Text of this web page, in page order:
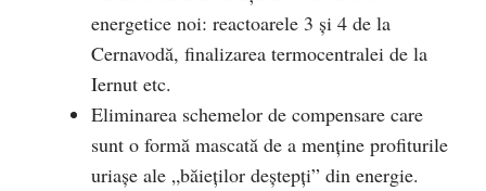
energetice noi: reactoarele 3 și 4 de la
Cernavodă, finalizarea termocentralei de la
Iernut etc.
Eliminarea schemelor de compensare care
sunt o formă mascată de a menține profiturile
uriașe ale „băieților deștepți” din energie.